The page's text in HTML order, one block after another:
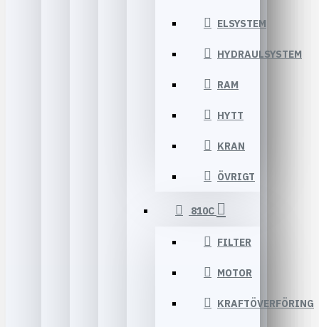
ELSYSTEM
HYDRAULSYSTEM
RAM
HYTT
KRAN
ÖVRIGT
810C
FILTER
MOTOR
KRAFTÖVERFÖRING